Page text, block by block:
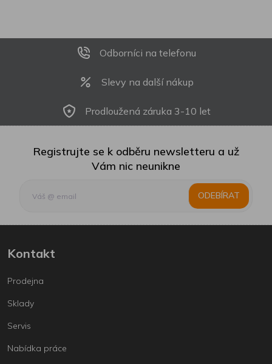
Odborníci na telefonu
Slevy na další nákup
Prodloužená záruka 3-10 let
Registrujte se k odběru newsletteru a už
Vám nic neunikne
ODEBÍRAT
Kontakt
Prodejna
Sklady
Servis
Nabídka práce